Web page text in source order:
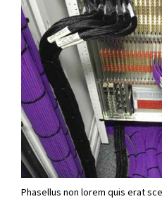
Phasellus non lorem quis erat